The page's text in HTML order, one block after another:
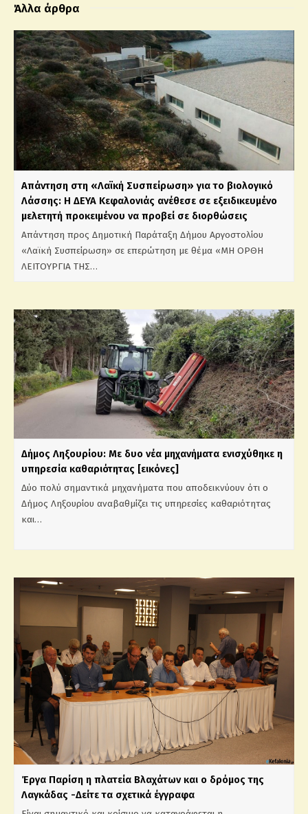
Άλλα άρθρα
Απάντηση στη «Λαϊκή Συσπείρωση» για το βιολογικό
Λάσσης: Η ΔΕΥΑ Κεφαλονιάς ανέθεσε σε εξειδικευμένο
μελετητή προκειμένου να προβεί σε διορθώσεις
Απάντηση προς Δημοτική Παράταξη Δήμου Αργοστολίου
«Λαϊκή Συσπείρωση» σε επερώτηση με θέμα «ΜΗ ΟΡΘΗ
ΛΕΙΤΟΥΡΓΙΑ ΤΗΣ…
Δήμος Ληξουρίου: Με δυο νέα μηχανήματα ενισχύθηκε η
υπηρεσία καθαριότητας [εικόνες]
Δύο πολύ σημαντικά μηχανήματα που αποδεικνύουν ότι ο
Δήμος Ληξουρίου αναβαθμίζει τις υπηρεσίες καθαριότητας
και…
Έργα Παρίση η πλατεία Βλαχάτων και ο δρόμος της
Λαγκάδας -Δείτε τα σχετικά έγγραφα